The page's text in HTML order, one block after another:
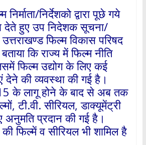
निर्माता/निर्देशको द्वारा पूछे गये
देते हुए उप निदेशक सूचना/
फिल्म विकास परिषद
कि राज्य में फिल्म नीति
फिल्म उद्योग के लिए कई
देने की व्यवस्था की गई है।
के लागू होने के बाद से अब तक
टी.वी. सीरियल, डाक्यूमेंट्री
अनुमति प्रदान की गई है।
फिल्में व सीरियल भी शामिल है